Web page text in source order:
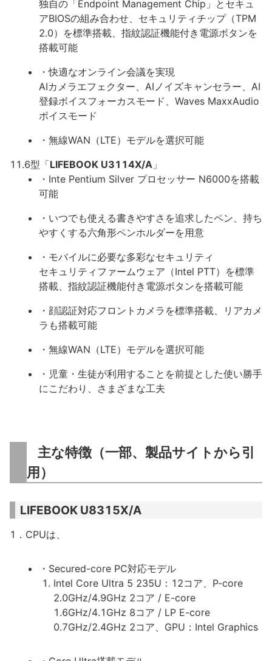
独自の「Endpoint Management Chip」とセキュ
アBIOSの組み合わせ、セキュリティチップ（TPM
2.0）を標準搭載、指紋認証機能付き電源ボタンを
搭載可能
・快適なオンライン会議を実現
AIカメラエフェクター、AIノイズキャンセラー、AI
登録ボイスフォーカスモード、Waves MaxxAudio
ボイスモード
・無線WAN（LTE）モデルを選択可能
11.6型「LIFEBOOK U3114X/A 」
・Inte Pentium Silver プロセッサー N6000を搭載
可能
・いつでも使える書きやすさを追求したペン、持ち
やすくする六角形ペンホルダーを用意
・モバイルに必要な多彩なセキュリティ
セキュリティファームウェア（Intel PTT）を標準
搭載、指紋認証機能付き電源ボタンを搭載可能
・顔認証対応フロントカメラを標準搭載、リアカメ
ラも搭載可能
・無線WAN（LTE）モデルを選択可能
・児童・生徒が利用することを前提とした使い勝手
にこだわり、さまざまな工夫
主な特徴（一部、製品サイトから引
用）
LIFEBOOK U8315X/A
1．CPUは、
・Secured-core PC対応モデル
Intel Core Ultra 5 235U：12コア、P-core
2.0GHz/4.9GHz 2コア / E-core
1.6GHz/4.1GHz 8コア / LP E-core
0.7GHz/2.4GHz 2コア、GPU：Intel Graphics